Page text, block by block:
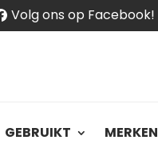
Volg ons op Facebook!
GEBRUIKT MERKEN